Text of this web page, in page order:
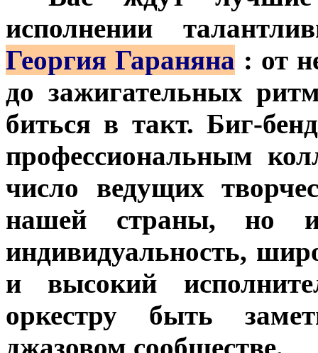
исполнении
Георгия Гараняна : от
до зажигательных
биться в такт. Биг-
профессиональным
число ведущих
нашей страны, но и
индивидуальность,
и высокий
оркестру быть